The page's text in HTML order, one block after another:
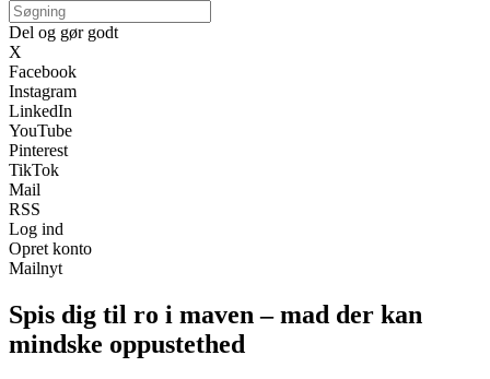
Del og gør godt
X
Facebook
Instagram
LinkedIn
YouTube
Pinterest
TikTok
Mail
RSS
Log ind
Opret konto
Mailnyt
Spis dig til ro i maven – mad der kan
mindske oppustethed